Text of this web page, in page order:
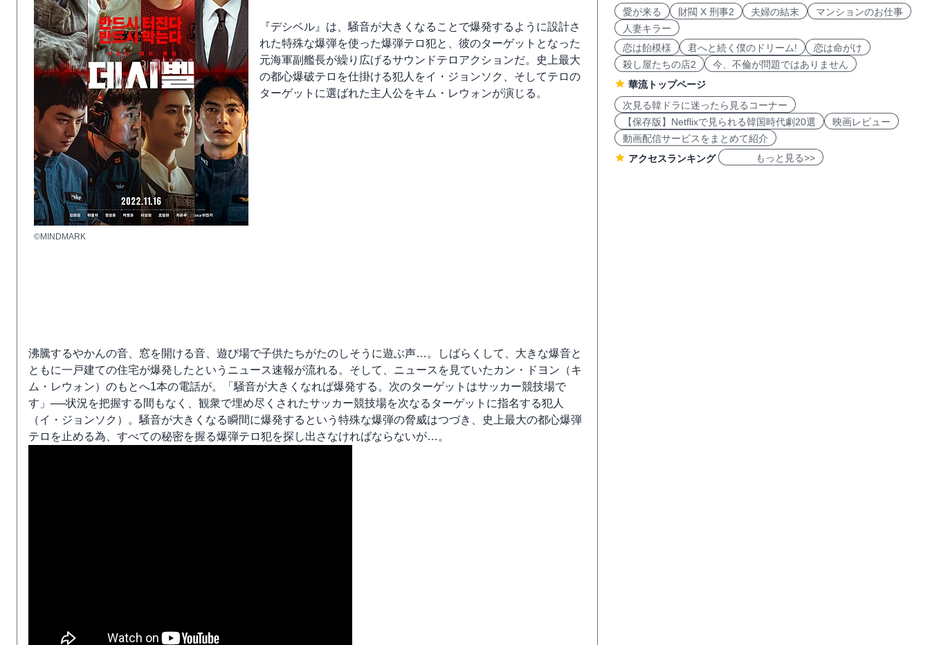
©MINDMARK
『デシベル』は、騒音が大きくなることで爆発するように設計さ
れた特殊な爆弾を使った爆弾テロ犯と、彼のターゲットとなった
元海軍副艦長が繰り広げるサウンドテロアクションだ。史上最大
の都心爆破テロを仕掛ける犯人をイ・ジョンソク、そしてテロの
ターゲットに選ばれた主人公をキム・レウォンが演じる。
沸騰するやかんの音、窓を開ける音、遊び場で子供たちがたのしそうに遊ぶ声…。しばらくして、大きな爆音と
ともに一戸建ての住宅が爆発したというニュース速報が流れる。そして、ニュースを見ていたカン・ドヨン（キ
ム・レウォン）のもとへ1本の電話が。「騒音が大きくなれば爆発する。次のターゲットはサッカー競技場で
す」──状況を把握する間もなく、観衆で埋め尽くされたサッカー競技場を次なるターゲットに指名する犯人
（イ・ジョンソク）。騒音が大きくなる瞬間に爆発するという特殊な爆弾の脅威はつづき、史上最大の都心爆弾
テロを止める為、すべての秘密を握る爆弾テロ犯を探し出さなければならないが…。
愛が来る
財閥 X 刑事2 夫婦の結末
マンションのお仕事
人妻キラー
恋は飴模様
君へと続く僕のドリーム!
恋は命がけ
殺し屋たちの店2
今、不倫が問題ではありません
華流トップページ
次見る韓ドラに迷ったら見るコーナー
【保存版】Netflixで見られる韓国時代劇20選
映画レビュー
動画配信サービスをまとめて紹介
アクセスランキング
もっと見る>>